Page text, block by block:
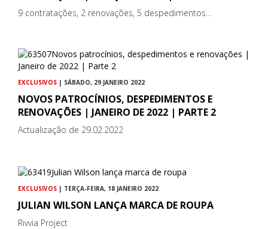
9 contratações, 2 renovações, 5 despedimentos...
EXCLUSIVOS | SÁBADO, 29 JANEIRO 2022
NOVOS PATROCÍNIOS, DESPEDIMENTOS E
RENOVAÇÕES | JANEIRO DE 2022 | PARTE 2
Actualização de 29.02.2022
EXCLUSIVOS | TERÇA-FEIRA, 18 JANEIRO 2022
JULIAN WILSON LANÇA MARCA DE ROUPA
Rivvia Project